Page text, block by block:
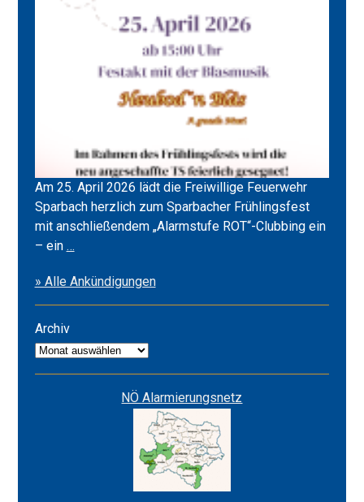
Am 25. April 2026 lädt die Freiwillige Feuerwehr
Sparbach herzlich zum Sparbacher Frühlingsfest
mit anschließendem „Alarmstufe ROT“-Clubbing ein
– ein …Frühlingsfest
&
Alarmstufe
» Alle Ankündigungen
Archiv
Archiv
NÖ Alarmierungsnetz